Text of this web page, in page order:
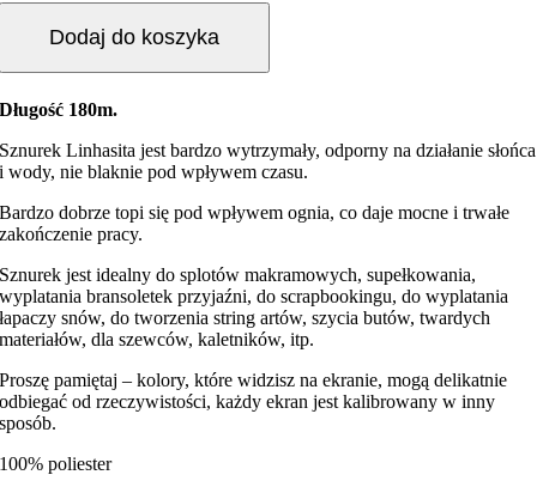
Dodaj do koszyka
Długość 180m.
Sznurek Linhasita jest bardzo wytrzymały, odporny na działanie słońca
i wody, nie blaknie pod wpływem czasu.
Bardzo dobrze topi się pod wpływem ognia, co daje mocne i trwałe
zakończenie pracy.
Sznurek jest idealny do splotów makramowych, supełkowania,
wyplatania bransoletek przyjaźni, do scrapbookingu, do wyplatania
łapaczy snów, do tworzenia string artów, szycia butów, twardych
materiałów, dla szewców, kaletników, itp.
Proszę pamiętaj – kolory, które widzisz na ekranie, mogą delikatnie
odbiegać od rzeczywistości, każdy ekran jest kalibrowany w inny
sposób.
100% poliester